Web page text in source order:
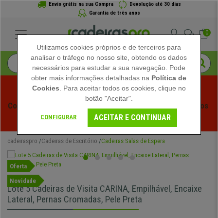
Envio grátis na sua Compra
Devolução até 30 dias
Garantia de três anos
0
Começam os Saldos de Verão em Cadeiraspro! Descontos
Exclusivos por Tempo Limitado - Ver Promoção
cadeiraspro Cadeiras de Escritório Cadeiras Salas de Espera
Oferta
Novidade
Lote 5 Cadeiras de Visita CARINA, Empilhável, Encaixe
Lateral, Pernas Cromadas, Pele Preta
Utilizamos cookies próprios e de terceiros para
analisar o tráfego no nosso site, obtendo os dados
necessários para estudar a sua navegação. Pode
obter mais informações detalhadas na Política de
Cookies . Para aceitar todos os cookies, clique no
botão "Aceitar".
CONFIGURAR ACEITAR E CONTINUAR